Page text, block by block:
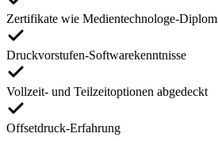
Zertifikate wie Medientechnologe-Diplom
Druckvorstufen-Softwarekenntnisse
Vollzeit- und Teilzeitoptionen abgedeckt
Offsetdruck-Erfahrung